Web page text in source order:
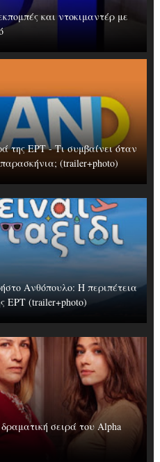
και ντοκιμαντέρ με
της ΕΡΤ - Τι συμβαίνει όταν
(trailer+photo)
Ανθόπουλο: Η περιπέτεια
ΕΡΤ (trailer+photo)
σειρά του Alpha